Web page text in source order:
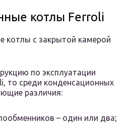
котлы Ferroli
котлы с закрытой камерой
по эксплуатации
то среди конденсационных
различия:
– один или два;